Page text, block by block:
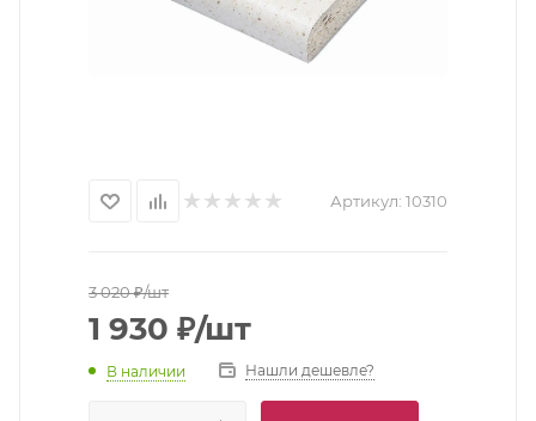
Артикул: 10310
3 020₽/шт
1 930 ₽/шт
В наличии Нашли дешевле?